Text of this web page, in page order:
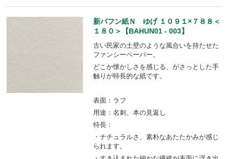
新バフン紙Ｎ ゆげ １０９１×７８８＜
１８０＞【BAHUN01 - 003】
古い民家の土壁のような風合いを持たせた
ファンシーペーパー。
どこか懐かしさを感じる、がさっとした手
触りが特長的な紙です。
表面：ラフ
用途：名刺、本の見返し
特長：
・ナチュラルさ、素朴なあたたかみが感じ
られます。